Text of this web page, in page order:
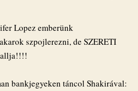
Lopez emberünk
szpojlerezni, de SZERETI
bankjegyeken táncol Shakirával: